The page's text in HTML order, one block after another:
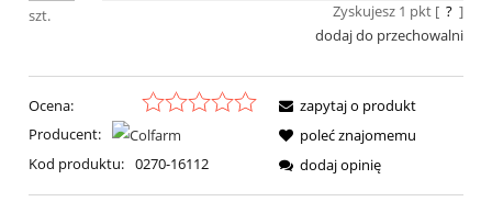
szt. Zyskujesz 1 pkt [ ? ]
dodaj do przechowalni
Ocena:
Producent:
Kod produktu: 0270-16112
zapytaj o produkt
poleć znajomemu
dodaj opinię